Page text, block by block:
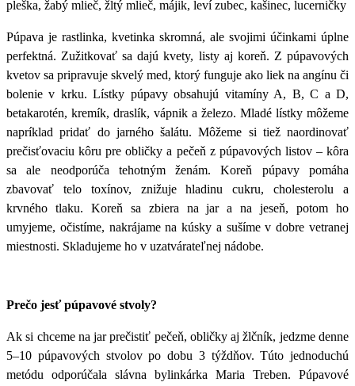
pleška, žabý mlieč, žltý mlieč, májik, leví zubec, kašinec, lucerničky
Púpava je rastlinka, kvetinka skromná, ale svojimi účinkami úplne
perfektná. Zužitkovať sa dajú kvety, listy aj koreň. Z púpavových
kvetov sa pripravuje skvelý med, ktorý funguje ako liek na angínu či
bolenie v krku. Lístky púpavy obsahujú vitamíny A, B, C a D,
betakarotén, kremík, draslík, vápnik a železo. Mladé lístky môžeme
napríklad pridať do jarného šalátu. Môžeme si tiež naordinovať
prečisťovaciu kôru pre obličky a pečeň z púpavových listov – kôra
sa ale neodporúča tehotným ženám. Koreň púpavy pomáha
zbavovať telo toxínov, znižuje hladinu cukru, cholesterolu a
krvného tlaku. Koreň sa zbiera na jar a na jeseň, potom ho
umyjeme, očistíme, nakrájame na kúsky a sušíme v dobre vetranej
miestnosti. Skladujeme ho v uzatvárateľnej nádobe.
Prečo jesť púpavové stvoly?
Ak si chceme na jar prečistiť pečeň, obličky aj žlčník, jedzme denne
5–10 púpavových stvolov po dobu 3 týždňov. Túto jednoduchú
metódu odporúčala slávna bylinkárka Maria Treben. Púpavové